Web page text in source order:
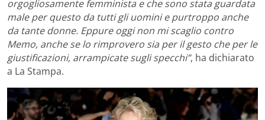
orgogliosamente femminista e che sono stata guardata
male per questo da tutti gli uomini e purtroppo anche
da tante donne. Eppure oggi non mi scaglio contro
Memo, anche se lo rimprovero sia per il gesto che per le
giustificazioni, arrampicate sugli specchi”, ha dichiarato
a La Stampa.